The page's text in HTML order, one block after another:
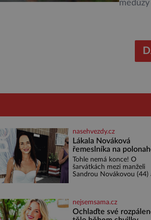
u nich
nasehvezdy.cz
Lákala Nováková
řemeslníka na
tělo!
Tohle nemá konce! O
šarvátkách mezi manželi
Sandrou Novákovou (44)
u herečky ze seriálu Ulice a
režiséra vychladne,
nejsemsama.cz
Ochlaďte své